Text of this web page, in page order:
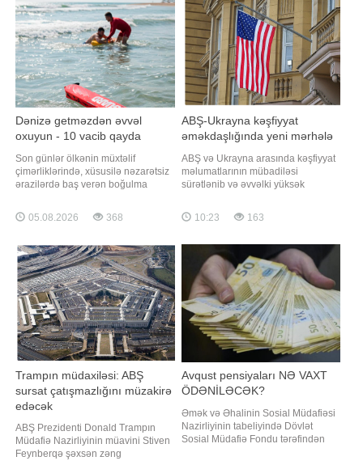
Dənizə getməzdən əvvəl
oxuyun - 10 vacib qayda
Son günlər ölkənin müxtəlif
çimərliklərində, xüsusilə nəzarətsiz
ərazilərdə baş verən boğulma
"Qafqazinfo" xəbər verir ki, bu cür
hadisələrin əksəriyyəti təhlükəsizlik
bağlıdır. Boğulma riskini minimuma
endirmək üçün aşağıdakı
təhlükəsizli
05.08.2026 368
ABŞ-Ukrayna kəşfiyyat
əməkdaşlığında yeni mərhələ
ABŞ və Ukrayna arasında kəşfiyyat
məlumatlarının mübadiləsi
sürətlənib və əvvəlki yüksək
bu barədə Politico nəşri məlumat
yayıb. Nəşrin məlumatına görə,
məşğul olan ekspertlər ABŞ və
Ukrayna arasında kəşfiyyat
sahəsində əməkdaşlığı
10:23 163
Trampın müdaxiləsi: ABŞ
sursat çatışmazlığını müzakirə
edəcək
ABŞ Prezidenti Donald Trampın
Müdafiə Nazirliyinin müavini Stiven
Feynberqə şəxsən zəng
Avqust pensiyaları NƏ VAXT
ÖDƏNİLƏCƏK?
Əmək və Əhalinin Sosial Müdafiəsi
Nazirliyinin tabeliyində Dövlət
Sosial Müdafiə Fondu tərəfindən